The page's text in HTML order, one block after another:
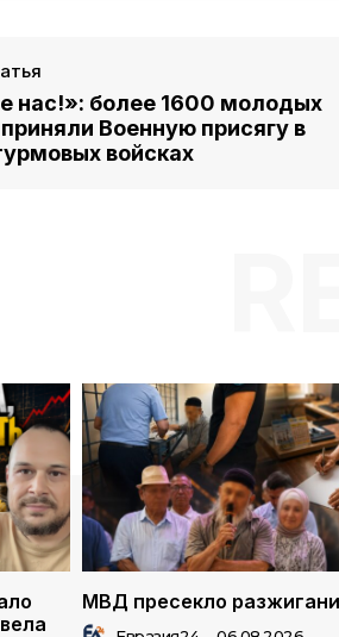
нас!»: более 1600 молодых
Военную присягу в
войсках
МВД пресекло